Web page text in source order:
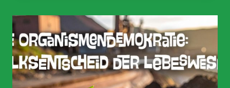
ART-
PROJEKT
AN
DER
BISMARCKSTRASSE W
ÄCHST